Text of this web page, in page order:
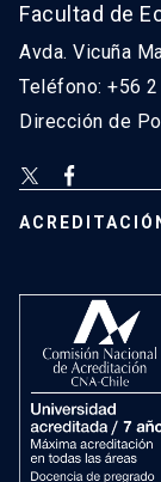
Facultad de
Avda. Vicuña
Teléfono: +56
Dirección de